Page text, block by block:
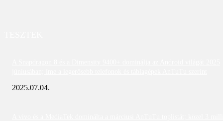
2025.07.04.